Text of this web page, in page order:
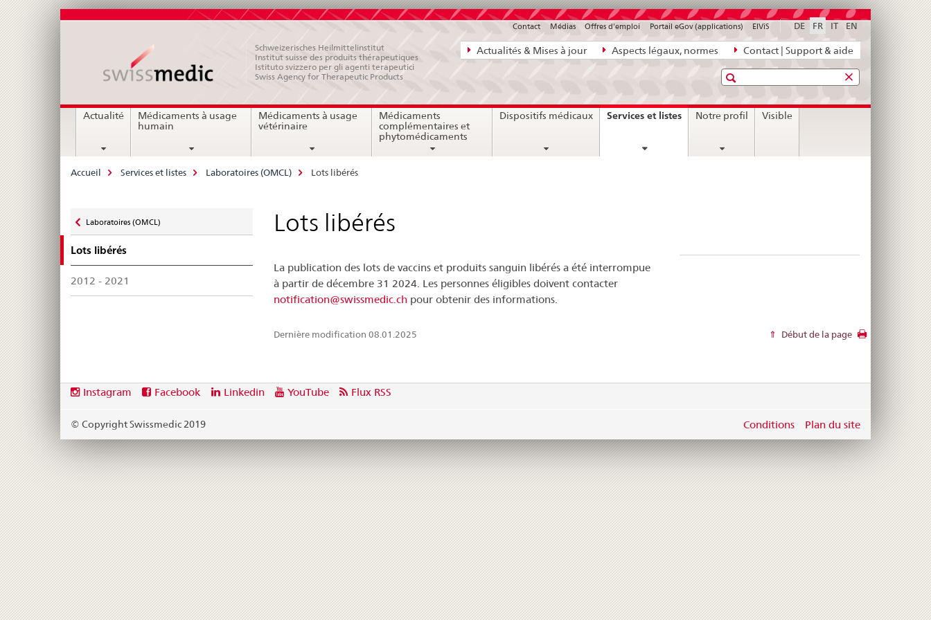
Navigation
directe:
bases
juridiques,
contact
Actualités & Mises à jour Aspects légaux, normes Contact | Support & aide
DE FR IT EN
Contact Médias Offres d'emploi Portail eGov (applications) ElViS
Schweizerisches Heilmittelinstitut
Institut suisse des produits thérapeutiques
Istituto svizzero per gli agenti terapeutici
Swiss Agency for Therapeutic Products
Recherche
Navigation
Actualité
Médicaments à usage
humain
Médicaments à usage
vétérinaire
Médicaments
complémentaires et
phytomédicaments
Dispositifs médicaux Services et listescurrent
Notre profil Visible
Breadcrumb
Accueil Services et listes Laboratoires (OMCL) Lots libérés
zu
Laboratoires (OMCL)
Lots libérés
2012 - 2021
Lots libérés
La publication des lots de vaccins et produits sanguin libérés a été interrompue
à partir de décembre 31 2024. Les personnes éligibles doivent contacter
notification@swissmedic.chpour obtenir des informations.
Dernière modification 08.01.2025 Début de la page
Footer
Social
links
Instagram Facebook Linkedin YouTube Flux RSS
© Copyright Swissmedic 2019 Conditions Plan du site